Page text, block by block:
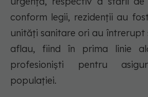
conform legii, rezidenții au
unități sanitare ori au întrerupt
aflau, fiind în prima linie
profesioniști pentru
populației.